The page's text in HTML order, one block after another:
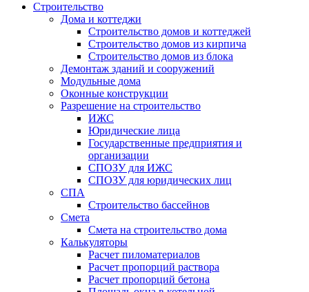
Строительство
Дома и коттеджи
Строительство домов и коттеджей
Строительство домов из кирпича
Строительство домов из блока
Демонтаж зданий и сооружений
Модульные дома
Оконные конструкции
Разрешение на строительство
ИЖС
Юридические лица
Государственные предприятия и
организации
СПОЗУ для ИЖС
СПОЗУ для юридических лиц
СПА
Строительство бассейнов
Смета
Смета на строительство дома
Калькуляторы
Расчет пиломатериалов
Расчет пропорций раствора
Расчет пропорций бетона